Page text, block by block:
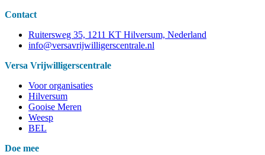
Contact
Ruitersweg 35, 1211 KT Hilversum, Nederland
info@versavrijwilligerscentrale.nl
Versa Vrijwilligerscentrale
Voor organisaties
Hilversum
Gooise Meren
Weesp
BEL
Doe mee